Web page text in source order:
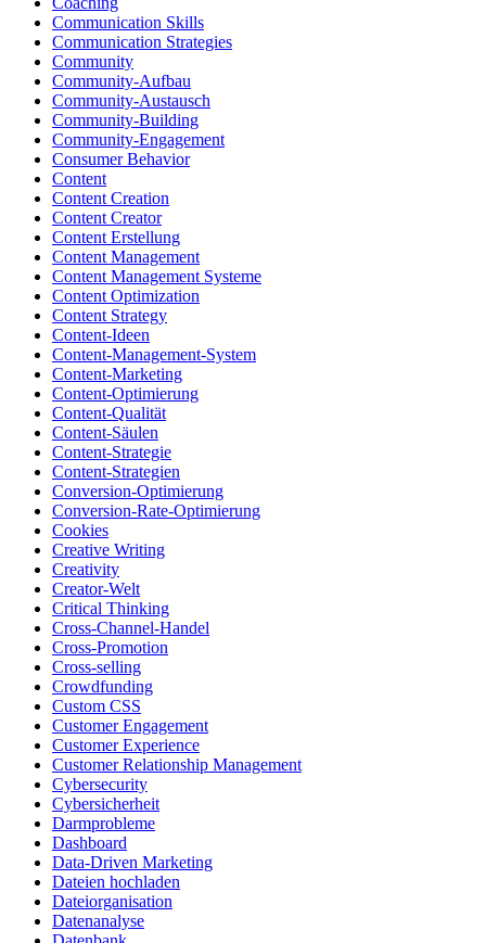
Communication Skills
Communication Strategies
Community
Community-Aufbau
Community-Austausch
Community-Building
Community-Engagement
Consumer Behavior
Content
Content Creation
Content Creator
Content Erstellung
Content Management
Content Management Systeme
Content Optimization
Content Strategy
Content-Ideen
Content-Management-System
Content-Marketing
Content-Optimierung
Content-Qualität
Content-Säulen
Content-Strategie
Content-Strategien
Conversion-Optimierung
Conversion-Rate-Optimierung
Cookies
Creative Writing
Creativity
Creator-Welt
Critical Thinking
Cross-Channel-Handel
Cross-Promotion
Cross-selling
Crowdfunding
Custom CSS
Customer Engagement
Customer Experience
Customer Relationship Management
Cybersecurity
Cybersicherheit
Darmprobleme
Dashboard
Data-Driven Marketing
Dateien hochladen
Dateiorganisation
Datenanalyse